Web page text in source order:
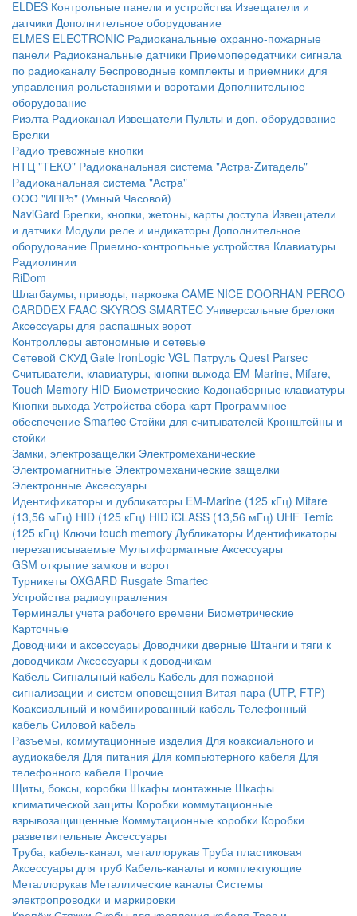
ELDES Контрольные панели и устройства Извещатели и
датчики Дополнительное оборудование
ELMES ELECTRONIC Радиоканальные охранно-пожарные
панели Радиоканальные датчики Приемопередатчики сигнала
по радиоканалу Беспроводные комплекты и приемники для
управления рольставнями и воротами Дополнительное
оборудование
Риэлта Радиоканал Извещатели Пульты и доп. оборудование
Брелки
Радио тревожные кнопки
НТЦ "ТЕКО" Радиоканальная система "Астра-Zитадель"
Радиоканальная система "Астра"
ООО "ИПРо" (Умный Часовой)
NaviGard Брелки, кнопки, жетоны, карты доступа Извещатели
и датчики Модули реле и индикаторы Дополнительное
оборудование Приемно-контрольные устройства Клавиатуры
Радиолинии
RiDom
Шлагбаумы, приводы, парковка CAME NICE DOORHAN PERCO
CARDDEX FAAC SKYROS SMARTEC Универсальные брелоки
Аксессуары для распашных ворот
Контроллеры автономные и сетевые
Сетевой СКУД Gate IronLogic VGL Патруль Quest Parsec
Считыватели, клавиатуры, кнопки выхода EM-Marine, Mifare,
Touch Memory HID Биометрические Кодонаборные клавиатуры
Кнопки выхода Устройства сбора карт Программное
обеспечение Smartec Стойки для считывателей Кронштейны и
стойки
Замки, электрозащелки Электромеханические
Электромагнитные Электромеханические защелки
Электронные Аксессуары
Идентификаторы и дубликаторы EM-Marine (125 кГц) Mifare
(13,56 мГц) HID (125 кГц) HID iCLASS (13,56 мГц) UHF Temic
(125 кГц) Ключи touch memory Дубликаторы Идентификаторы
перезаписываемые Мультиформатные Аксессуары
GSM открытие замков и ворот
Турникеты OXGARD Rusgate Smartec
Устройства радиоуправления
Терминалы учета рабочего времени Биометрические
Карточные
Доводчики и аксессуары Доводчики дверные Штанги и тяги к
доводчикам Аксессуары к доводчикам
Кабель Сигнальный кабель Кабель для пожарной
сигнализации и систем оповещения Витая пара (UTP, FTP)
Коаксиальный и комбинированный кабель Телефонный
кабель Силовой кабель
Разъемы, коммутационные изделия Для коаксиального и
аудиокабеля Для питания Для компьютерного кабеля Для
телефонного кабеля Прочие
Щиты, боксы, коробки Шкафы монтажные Шкафы
климатической защиты Коробки коммутационные
взрывозащищенные Коммутационные коробки Коробки
разветвительные Аксессуары
Труба, кабель-канал, металлорукав Труба пластиковая
Аксессуары для труб Кабель-каналы и комплектующие
Металлорукав Металлические каналы Системы
электропроводки и маркировки